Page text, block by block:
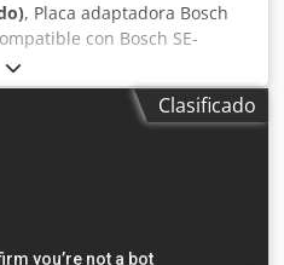
, Placa adaptadora Bosch
con Bosch SE-
ERN 221.2133-1000.
de conservación, 100 %
se indica en las fotos.
Clasificado